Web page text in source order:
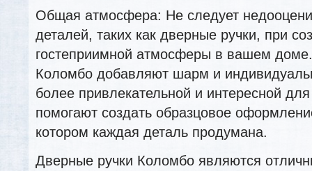
Общая атмосфера: Не следует
деталей, таких как дверные ручки, при
гостеприимной атмосферы в вашем
Коломбо добавляют шарм и
более привлекательной и интересной
помогают создать образцовое
котором каждая деталь продумана.
Дверные ручки Коломбо являются